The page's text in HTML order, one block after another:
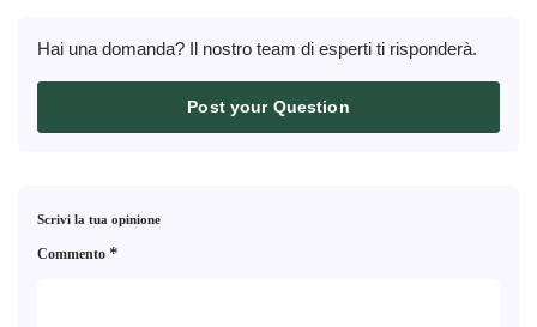
Hai una domanda? Il nostro team di esperti ti risponderà.
Post your Question
Scrivi la tua opinione
Commento *